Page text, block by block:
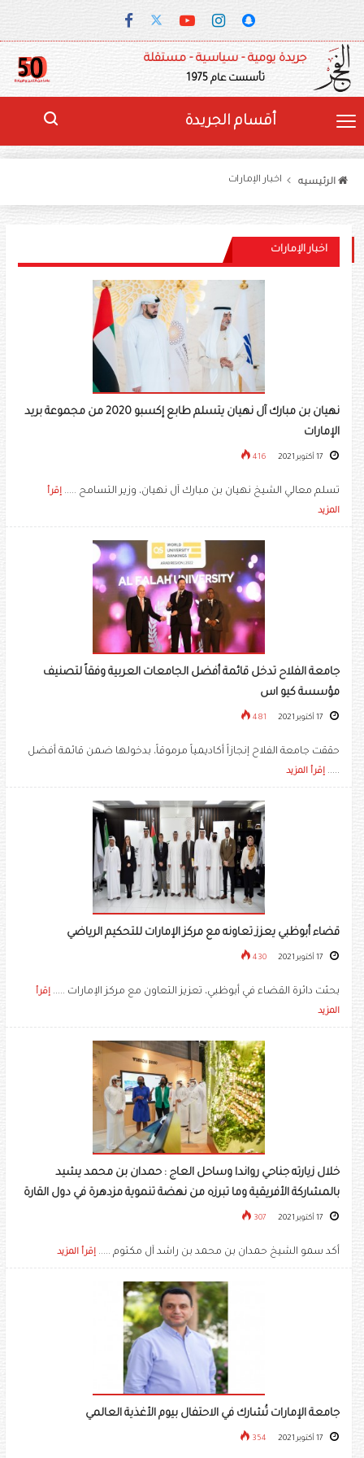
جريدة يومية - سياسية - مستقلة
تأسست عام 1975
أقسام الجريدة
الرئيسيه اخبار الإمارات
اخبار الإمارات
نهيان بن مبارك آل نهيان يتسلم طابع إكسبو 2020 من مجموعة بريد
الإمارات
416
تسلم معالي الشيخ نهيان بن مبارك آل نهيان، وزير التسامح ..... إقرأ
المزيد
جامعة الفلاح تدخل قائمة أفضل الجامعات العربية وفقاً لتصنيف
مؤسسة كيو اس
481
حققت جامعة الفلاح إنجازاً أكاديمياً مرموقاً، بدخولها ضمن قائمة أفضل
..... إقرأ المزيد
قضاء أبوظبي يعزز تعاونه مع مركز الإمارات للتحكيم الرياضي
430
بحثت دائرة القضاء في أبوظبي، تعزيز التعاون مع مركز الإمارات ..... إقرأ
المزيد
خلال زيارته جناحي رواندا وساحل العاج : حمدان بن محمد يشيد
بالمشاركة الأفريقية وما تبرزه من نهضة تنموية مزدهرة في دول القارة
307
أكد سمو الشيخ حمدان بن محمد بن راشد آل مكتوم ..... إقرأ المزيد
جامعة الإمارات تُشارك في الاحتفال بيوم الأغذية العالمي
354